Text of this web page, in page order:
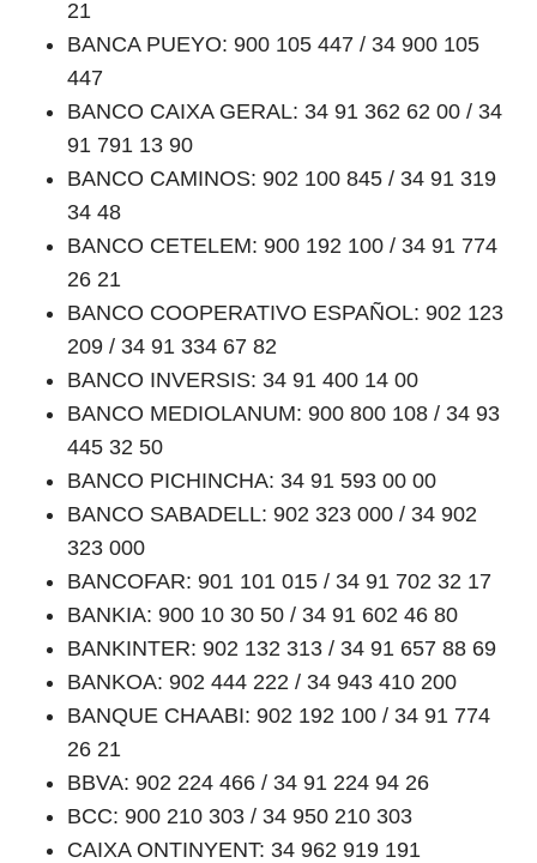
21
BANCA PUEYO: 900 105 447 / 34 900 105
447
BANCO CAIXA GERAL: 34 91 362 62 00 / 34
91 791 13 90
BANCO CAMINOS: 902 100 845 / 34 91 319
34 48
BANCO CETELEM: 900 192 100 / 34 91 774
26 21
BANCO COOPERATIVO ESPAÑOL: 902 123
209 / 34 91 334 67 82
BANCO INVERSIS: 34 91 400 14 00
BANCO MEDIOLANUM: 900 800 108 / 34 93
445 32 50
BANCO PICHINCHA: 34 91 593 00 00
BANCO SABADELL: 902 323 000 / 34 902
323 000
BANCOFAR: 901 101 015 / 34 91 702 32 17
BANKIA: 900 10 30 50 / 34 91 602 46 80
BANKINTER: 902 132 313 / 34 91 657 88 69
BANKOA: 902 444 222 / 34 943 410 200
BANQUE CHAABI: 902 192 100 / 34 91 774
26 21
BBVA: 902 224 466 / 34 91 224 94 26
BCC: 900 210 303 / 34 950 210 303
CAIXA ONTINYENT: 34 962 919 191